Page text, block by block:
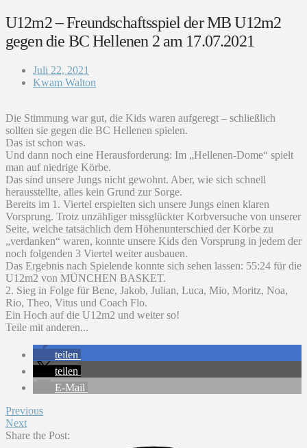
U12m2 – Freundschaftsspiel der MB U12m2
gegen die BC Hellenen 2 am 17.07.2021
Juli 22, 2021
Kwam Walton
Die Stimmung war gut, die Kids waren aufgeregt – schließlich
sollten sie gegen die BC Hellenen spielen.
Das ist schon was.
Und dann noch eine Herausforderung: Im „Hellenen-Dome“ spielt
man auf niedrige Körbe.
Das sind unsere Jungs nicht gewohnt. Aber, wie sich schnell
herausstellte, alles kein Grund zur Sorge.
Bereits im 1. Viertel erspielten sich unsere Jungs einen klaren
Vorsprung. Trotz unzähliger missglückter Korbversuche von unserer
Seite, welche tatsächlich dem Höhenunterschied der Körbe zu
„verdanken“ waren, konnte unsere Kids den Vorsprung in jedem der
noch folgenden 3 Viertel weiter ausbauen.
Das Ergebnis nach Spielende konnte sich sehen lassen: 55:24 für die
U12m2 von MÜNCHEN BASKET.
2. Sieg in Folge für Bene, Jakob, Julian, Luca, Mio, Moritz, Noa,
Rio, Theo, Vitus und Coach Flo.
Ein Hoch auf die U12m2 und weiter so!
Teile mit anderen...
teilen
teilen
E-Mail
Previous
Next
Share the Post: